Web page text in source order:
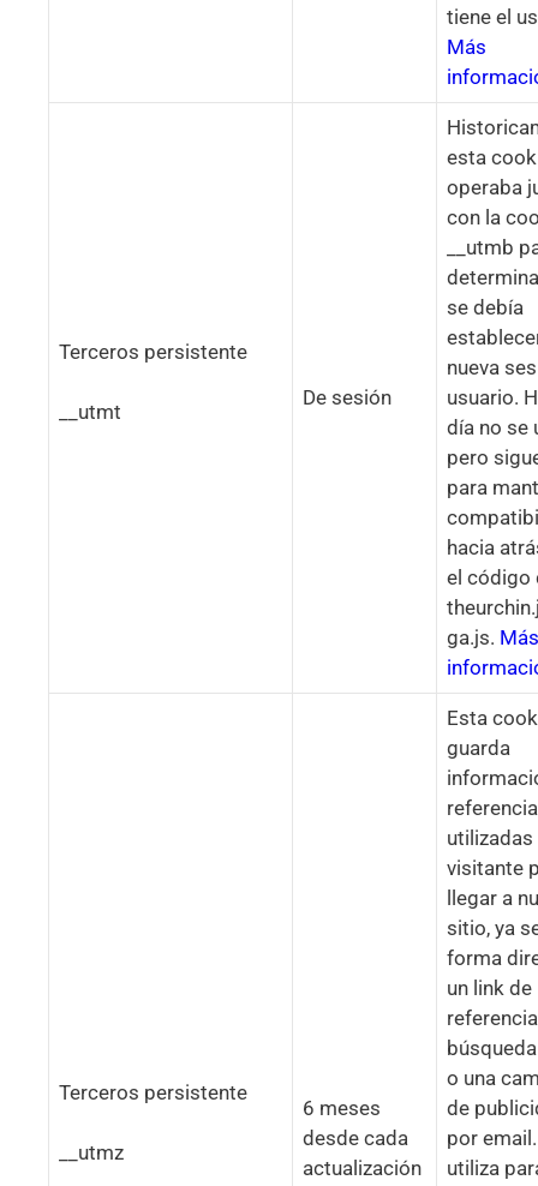
tiene el
Más
Terceros persistente
__utmt
De sesión
esta
operaba
con la
__utmb
se debía
nueva
usuario.
día no se
pero
para
hacia
el código
ga.js. Más
Terceros persistente
__utmz
6 meses
desde cada
actualización
Esta
guarda
utilizadas
visitante
llegar a
sitio, ya
forma
un link de
o una
de
por
utiliza